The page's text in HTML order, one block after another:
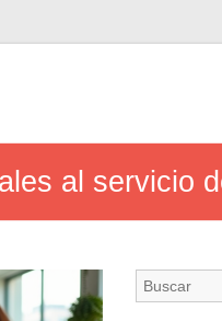
al servicio